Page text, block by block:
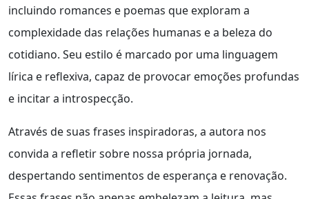
incluindo romances e poemas que exploram a
complexidade das relações humanas e a beleza do
cotidiano. Seu estilo é marcado por uma linguagem
lírica e reflexiva, capaz de provocar emoções profundas
e incitar a introspecção.
Através de suas frases inspiradoras, a autora nos
convida a refletir sobre nossa própria jornada,
despertando sentimentos de esperança e renovação.